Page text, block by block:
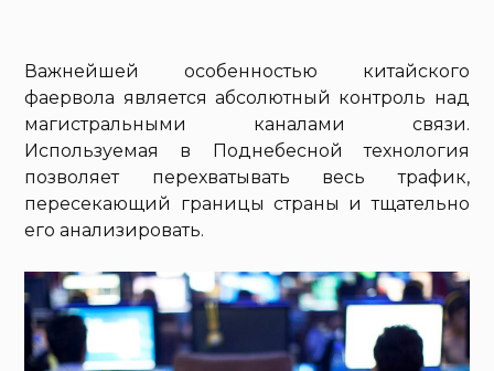
Важнейшей особенностью китайского
фаервола является абсолютный контроль над
магистральными каналами связи.
Используемая в Поднебесной технология
позволяет перехватывать весь трафик,
пересекающий границы страны и тщательно
его анализировать.